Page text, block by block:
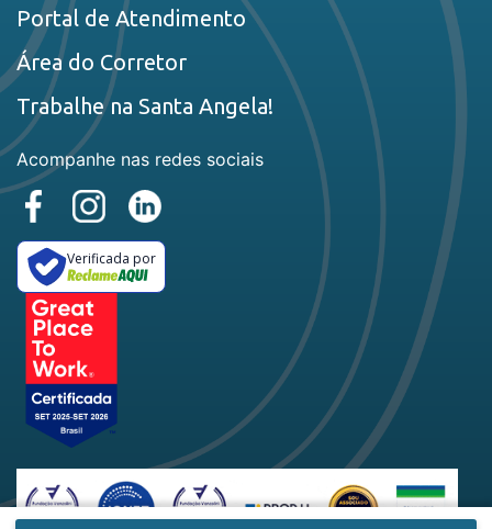
Portal de Atendimento
Área do Corretor
Trabalhe na Santa Angela!
Acompanhe nas redes sociais
Verificada por